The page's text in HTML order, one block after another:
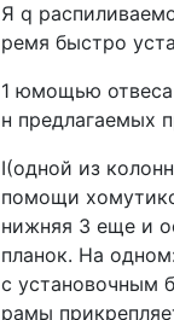
Я q
ремя быстро
1 юмощью отвеса
н предлагаемых
I(одной из
помощи
нижняя 3 еще и
планок. На
с установочным
рамы